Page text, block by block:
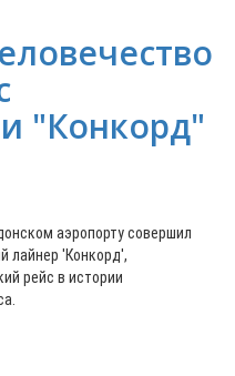
"Конкорд"
аэропорту совершил
лайнер 'Конкорд',
рейс в истории